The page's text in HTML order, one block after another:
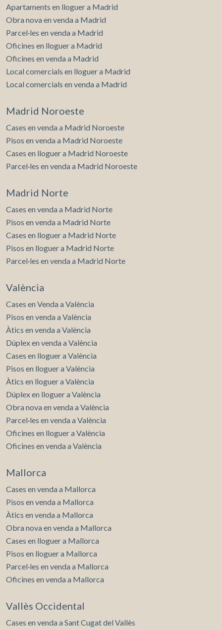
Apartaments en lloguer a Madrid
Obra nova en venda a Madrid
Parcel·les en venda a Madrid
Oficines en lloguer a Madrid
Oficines en venda a Madrid
Local comercials en lloguer a Madrid
Local comercials en venda a Madrid
Madrid Noroeste
Cases en venda a Madrid Noroeste
Pisos en venda a Madrid Noroeste
Cases en lloguer a Madrid Noroeste
Parcel·les en venda a Madrid Noroeste
Madrid Norte
Cases en venda a Madrid Norte
Pisos en venda a Madrid Norte
Cases en lloguer a Madrid Norte
Pisos en lloguer a Madrid Norte
Parcel·les en venda a Madrid Norte
València
Cases en Venda a València
Pisos en venda a València
Àtics en venda a València
Dúplex en venda a València
Cases en lloguer a València
Pisos en lloguer a València
Àtics en lloguer a València
Dúplex en lloguer a València
Obra nova en venda a València
Parcel·les en venda a València
Oficines en lloguer a València
Oficines en venda a València
Mallorca
Cases en venda a Mallorca
Pisos en venda a Mallorca
Àtics en venda a Mallorca
Obra nova en venda a Mallorca
Cases en lloguer a Mallorca
Pisos en lloguer a Mallorca
Parcel·les en venda a Mallorca
Oficines en venda a Mallorca
Vallès Occidental
Cases en venda a Sant Cugat del Vallès